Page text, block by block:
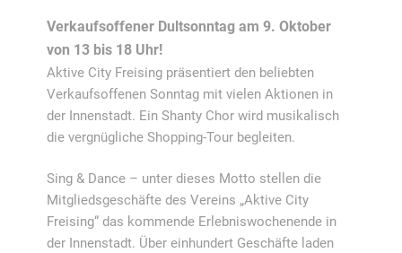
Verkaufsoffener Dultsonntag am 9. Oktober
von 13 bis 18 Uhr!
Aktive City Freising präsentiert den beliebten
Verkaufsoffenen Sonntag mit vielen Aktionen in
der Innenstadt. Ein Shanty Chor wird musikalisch
die vergnügliche Shopping-Tour begleiten.
Sing & Dance – unter dieses Motto stellen die
Mitgliedsgeschäfte des Vereins „Aktive City
Freising“ das kommende Erlebniswochenende in
der Innenstadt. Über einhundert Geschäfte laden